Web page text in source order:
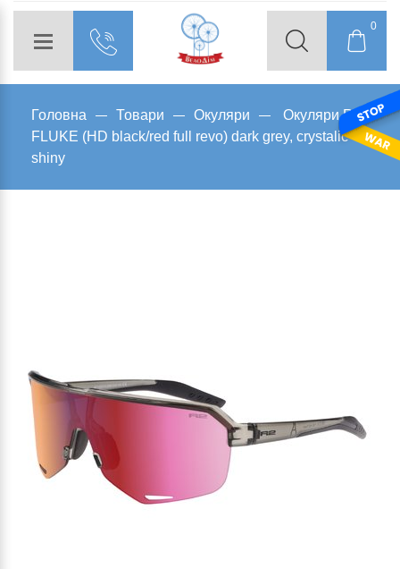
0
Головна Товари Окуляри
Окуляри R2
FLUKE (HD black/red full revo) dark grey, crystalic
shiny